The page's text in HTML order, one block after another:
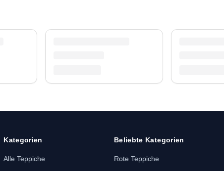
Kategorien
Alle Teppiche
Beliebte Kategorien
Rote Teppiche